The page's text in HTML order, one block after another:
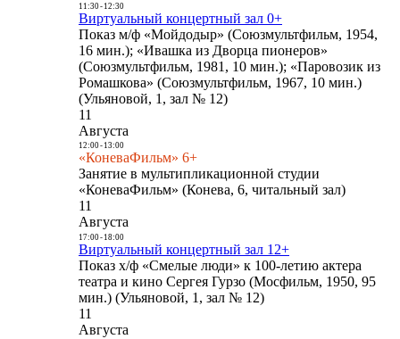
11:30- 12:30
Виртуальный концертный зал 0+
Показ м/ф «Мойдодыр» (Союзмультфильм, 1954,
16 мин.); «Ивашка из Дворца пионеров»
(Союзмультфильм, 1981, 10 мин.); «Паровозик из
Ромашкова» (Союзмультфильм, 1967, 10 мин.)
(Ульяновой, 1, зал № 12)
11
Августа
12:00- 13:00
«КоневаФильм» 6+
Занятие в мультипликационной студии
«КоневаФильм» (Конева, 6, читальный зал)
11
Августа
17:00- 18:00
Виртуальный концертный зал 12+
Показ х/ф «Смелые люди» к 100-летию актера
театра и кино Сергея Гурзо (Мосфильм, 1950, 95
мин.) (Ульяновой, 1, зал № 12)
11
Августа